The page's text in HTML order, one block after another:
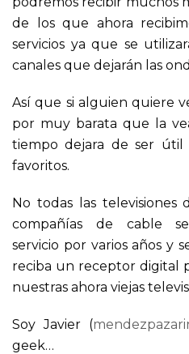
de los que ahora
servicios ya que se
canales que dejarán las
Así que si alguien quiere
por muy barata que la
tiempo dejara de ser útil
favoritos.
No todas las televisiones
compañías de cable
servicio por varios años y
reciba un receptor digital
nuestras ahora viejas
Soy Javier (
geek…